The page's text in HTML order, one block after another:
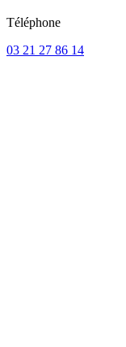
Téléphone
03 21 27 86 14